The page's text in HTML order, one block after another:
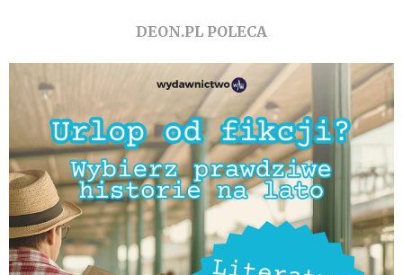
DEON.PL POLECA